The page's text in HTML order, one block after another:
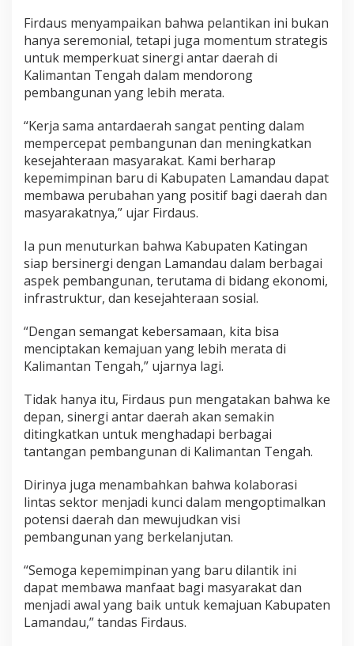
Firdaus menyampaikan bahwa pelantikan ini bukan
hanya seremonial, tetapi juga momentum strategis
untuk memperkuat sinergi antar daerah di
Kalimantan Tengah dalam mendorong
pembangunan yang lebih merata.
“Kerja sama antardaerah sangat penting dalam
mempercepat pembangunan dan meningkatkan
kesejahteraan masyarakat. Kami berharap
kepemimpinan baru di Kabupaten Lamandau dapat
membawa perubahan yang positif bagi daerah dan
masyarakatnya,” ujar Firdaus.
Ia pun menuturkan bahwa Kabupaten Katingan
siap bersinergi dengan Lamandau dalam berbagai
aspek pembangunan, terutama di bidang ekonomi,
infrastruktur, dan kesejahteraan sosial.
“Dengan semangat kebersamaan, kita bisa
menciptakan kemajuan yang lebih merata di
Kalimantan Tengah,” ujarnya lagi.
Tidak hanya itu, Firdaus pun mengatakan bahwa ke
depan, sinergi antar daerah akan semakin
ditingkatkan untuk menghadapi berbagai
tantangan pembangunan di Kalimantan Tengah.
Dirinya juga menambahkan bahwa kolaborasi
lintas sektor menjadi kunci dalam mengoptimalkan
potensi daerah dan mewujudkan visi
pembangunan yang berkelanjutan.
“Semoga kepemimpinan yang baru dilantik ini
dapat membawa manfaat bagi masyarakat dan
menjadi awal yang baik untuk kemajuan Kabupaten
Lamandau,” tandas Firdaus.